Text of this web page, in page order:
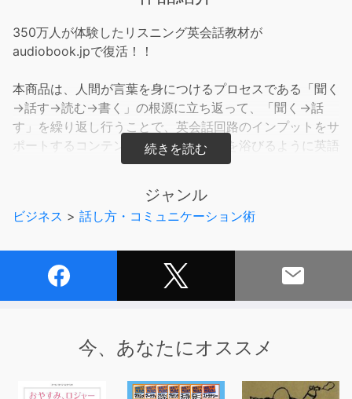
350万人が体験したリスニング英会話教材が
audiobook.jpで復活！！
本商品は、人間が言葉を身につけるプロセスである「聞く
→話す→読む→書く」の根源に立ち返って、「聞く→話
す」を繰り返し行うことで、英会話回路のインプットをサ
ポートするコンテンツです。シャワーを浴びるように英語
を聞き流して習慣化させることで、頭の中に英語が自然と
背景に流れる心地よい音楽とともに英語を浴びるように聴
「スピードラーニング英語」作品一覧
私自身が英語を学んできた経験から生まれたスピードラー
ました。聞き流す英語の威力を一番感じているのは私自身
ジャンル
ビジネス > 話し方・コミュニケーション術
今、あなたにオススメ